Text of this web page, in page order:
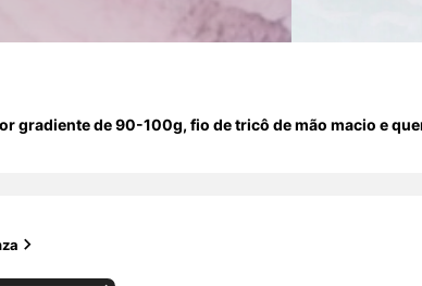
gradiente de 90-100g, fio de tricô de mão macio e